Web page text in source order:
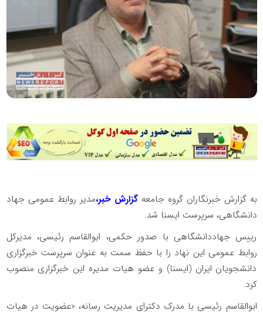
به گزارش خبرنگاران گروه جامعهگزارش خبر،مدیر روابط عمومی جهاد
دانشگاهی، سرپرست ایسنا شد.
رییس جهاددانشگاهی با صدور حکمی، ابوالقاسم رئیسی، مدیرکل
روابط عمومی این نهاد را با حفظ سمت به عنوان سرپرست خبرگزاری
دانشجویان ایران (ایسنا) و عضو هیات مدیره این خبرگزاری منصوب
کرد.
ابوالقاسم رئیسی با مدرک دکترای مدیریت رسانه، «عضویت در هیات